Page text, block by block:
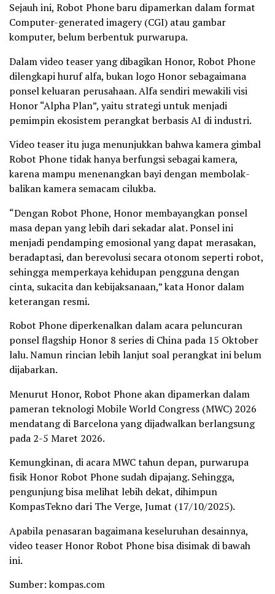
Sejauh ini, Robot Phone baru dipamerkan dalam format
Computer-generated imagery (CGI) atau gambar
komputer, belum berbentuk purwarupa.
Dalam video teaser yang dibagikan Honor, Robot Phone
dilengkapi huruf alfa, bukan logo Honor sebagaimana
ponsel keluaran perusahaan. Alfa sendiri mewakili visi
Honor “Alpha Plan”, yaitu strategi untuk menjadi
pemimpin ekosistem perangkat berbasis AI di industri.
Video teaser itu juga menunjukkan bahwa kamera gimbal
Robot Phone tidak hanya berfungsi sebagai kamera,
karena mampu menenangkan bayi dengan membolak-
balikan kamera semacam cilukba.
“Dengan Robot Phone, Honor membayangkan ponsel
masa depan yang lebih dari sekadar alat. Ponsel ini
menjadi pendamping emosional yang dapat merasakan,
beradaptasi, dan berevolusi secara otonom seperti robot,
sehingga memperkaya kehidupan pengguna dengan
cinta, sukacita dan kebijaksanaan,” kata Honor dalam
keterangan resmi.
Robot Phone diperkenalkan dalam acara peluncuran
ponsel flagship Honor 8 series di China pada 15 Oktober
lalu. Namun rincian lebih lanjut soal perangkat ini belum
dijabarkan.
Menurut Honor, Robot Phone akan dipamerkan dalam
pameran teknologi Mobile World Congress (MWC) 2026
mendatang di Barcelona yang dijadwalkan berlangsung
pada 2-5 Maret 2026.
Kemungkinan, di acara MWC tahun depan, purwarupa
fisik Honor Robot Phone sudah dipajang. Sehingga,
pengunjung bisa melihat lebih dekat, dihimpun
KompasTekno dari The Verge, Jumat (17/10/2025).
Apabila penasaran bagaimana keseluruhan desainnya,
video teaser Honor Robot Phone bisa disimak di bawah
ini.
Sumber: kompas.com